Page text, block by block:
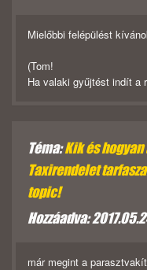
Mielőbbi felépülést
(Tom!
Ha valaki gyűjtést indít a
Téma:Kik és
Taxirendelet
topic!
Hozzáadva:
már megint a